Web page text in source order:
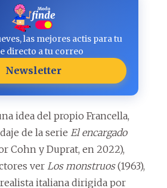
las mejores actis para tu
directo a tu correo
Newsletter
idea del propio Francella,
de la serie El encargado
Cohn y Duprat, en 2022),
ver Los monstruos(1963),
italiana dirigida por